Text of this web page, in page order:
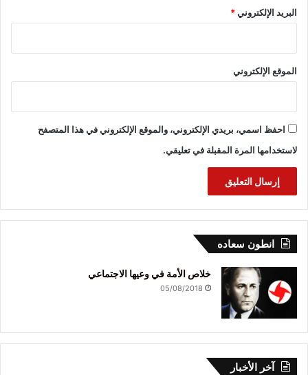
البريد الإلكتروني*
الموقع الإلكتروني
احفظ اسمي، بريدي الإلكتروني، والموقع الإلكتروني في هذا المتصفح
لاستخدامها المرة المقبلة في تعليقي.
انطون سعاده
خلاص الأمة في وعيها الاجتماعي
05/08/2018
آخر الأخبار